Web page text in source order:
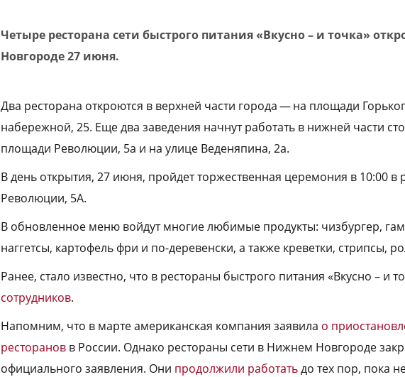
Четыре ресторана сети быстрого питания «Вкусно – и точка»
Новгороде 27 июня.
Два ресторана откроются в верхней части города — на площади
набережной, 25. Еще два заведения начнут работать в нижней части
площади Революции, 5а и на улице Веденяпина, 2а.
В день открытия, 27 июня, пройдет торжественная церемония в 10:00 в
Революции, 5А.
В обновленное меню войдут многие любимые продукты: чизбургер,
наггетсы, картофель фри и по-деревенски, а также креветки, стрипсы,
Ранее, стало известно, что в рестораны быстрого питания «Вкусно – и
сотрудников.
Напомним, что в марте американская компания заявила о
ресторанов в России. Однако рестораны сети в Нижнем Новгороде
официального заявления. Они продолжили работатьдо тех пор, пока